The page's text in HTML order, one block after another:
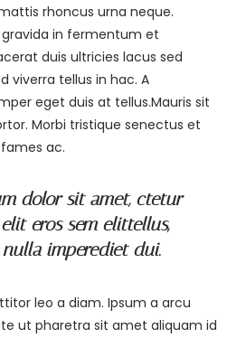
rhoncus urna neque.
in fermentum et
duis ultricies lacus sed
viverra tellus in hac. A
eget duis at tellus.Mauris sit
Morbi tristique senectus et
ac.
dolor sit amet, ctetur
eros sem elittellus,
imperediet dui.
leo a diam. Ipsum a arcu
ut pharetra sit amet aliquam id